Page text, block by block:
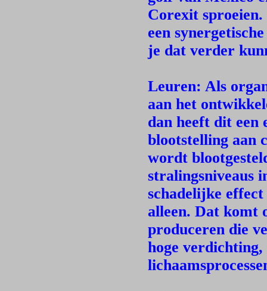
Corexit
een
je dat verder
Leuren: Als
aan het
dan heeft dit een
blootstelling aan
wordt
stralingsniveaus
schadelijke
alleen. Dat komt
produceren die
hoge